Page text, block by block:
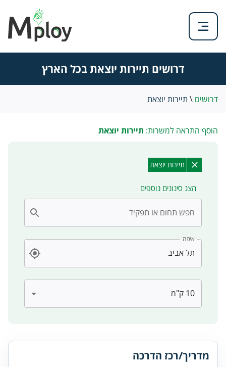
דרושים תיירות יוצאת בכל הארץ
דרושים \ תיירות יוצאת
הוסף התראה למשרות: תיירות יוצאת
תיירות יוצאת
הצג סינונים נוספים
חפש תחום או תפקיד
איפה
מדריך/רכז הדרכה